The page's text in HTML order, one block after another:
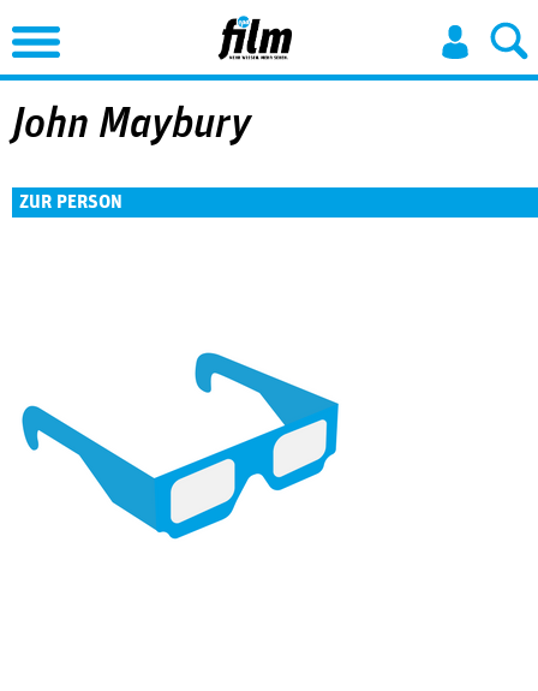
Jump to Navigation
John Maybury
ZUR PERSON